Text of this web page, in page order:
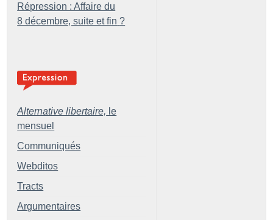
Répression : Affaire du
8 décembre, suite et fin ?
Alternative libertaire, le
mensuel
Communiqués
Webditos
Tracts
Argumentaires